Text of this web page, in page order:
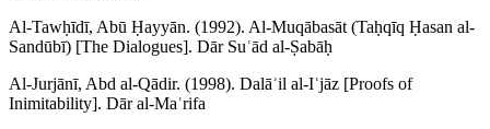
Al-Tawḥīdī, Abū Ḥayyān. (1992). Al-Muqābasāt (Taḥqīq Ḥasan al-
Sandūbī) [The Dialogues]. Dār Suʿād al-Ṣabāḥ
Al-Jurjānī, Abd al-Qādir. (1998). Dalāʾil al-Iʿjāz [Proofs of
Inimitability]. Dār al-Maʿrifa